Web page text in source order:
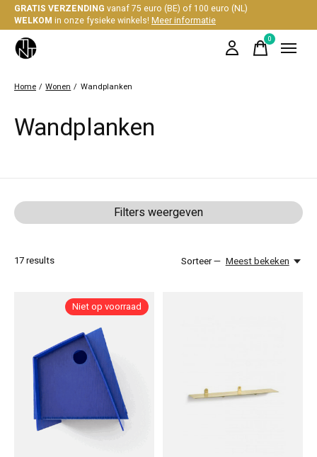
GRATIS VERZENDING vanaf 75 euro (BE) of 100 euro (NL)
WELKOM in onze fysieke winkels!Meer informatie
0items
Home / Wonen / Wandplanken
Wandplanken
Filters weergeven
17results Sorteer — Meest bekeken
Niet op voorraad